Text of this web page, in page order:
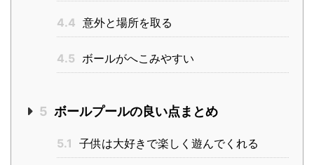
4.4 意外と場所を取る
4.5 ボールがへこみやすい
5 ボールプールの良い点まとめ
5.1 子供は大好きで楽しく遊んでくれる